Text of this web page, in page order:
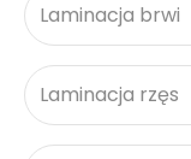
Laminacja brwi
Laminacja rzęs